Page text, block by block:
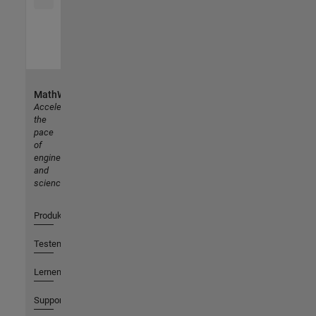
MathWorks
Accelerating
the
pace
of
engineering
and
science
Produkte
Testen oder Kaufen
Lernen
Support